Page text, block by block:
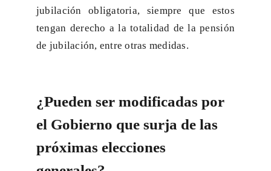
jubilación obligatoria, siempre que estos
tengan derecho a la totalidad de la pensión
de jubilación, entre otras medidas.
¿Pueden ser modificadas por
el Gobierno que surja de las
próximas elecciones